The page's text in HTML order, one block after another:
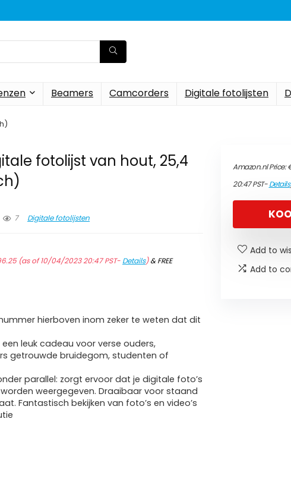
Beamers Camcorders Digitale fotolijsten
fotolijst van hout, 25,4
7 Digitale fotolijsten
(as of 10/04/2023 20:47 PST- Details)&FREE
hierboven inom zeker te weten dat dit
leuk cadeau voor verse ouders,
getrouwde bruidegom, studenten of
parallel: zorgt ervoor dat je digitale foto’s
weergegeven. Draaibaar voor staand
Fantastisch bekijken van foto’s en video’s
Amazon.nl Price:
20:47 PST-Details
Add to
Add to